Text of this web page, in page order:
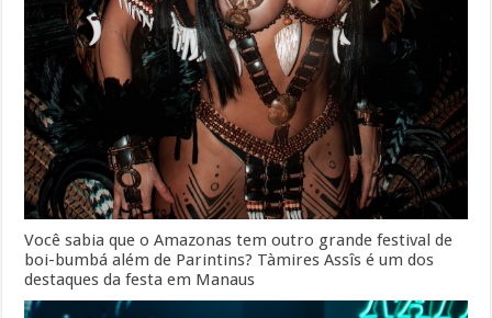
Você sabia que o Amazonas tem outro grande festival de
boi-bumbá além de Parintins? Tàmires Assîs é um dos
destaques da festa em Manaus